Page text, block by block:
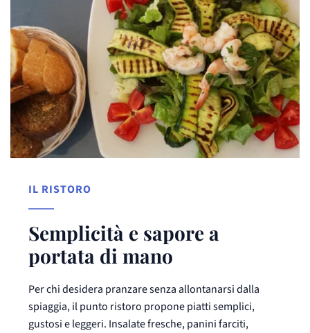
IL RISTORO
Semplicità e sapore a
portata di mano
Per chi desidera pranzare senza allontanarsi dalla
spiaggia, il punto ristoro propone piatti semplici,
gustosi e leggeri. Insalate fresche, panini farciti,